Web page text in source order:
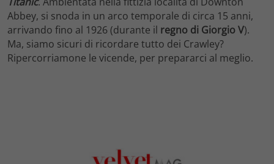
Abbey, si snoda in un arco temporale di circa 15 anni,
arrivando fino al 1926 (durante il regno di Giorgio V).
Ma, siamo sicuri di ricordare tutto dei Crawley?
Ripercorriamone le vicende, per prepararci al meglio.